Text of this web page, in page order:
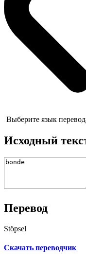
Выберите язык
Исходный
Перевод
Stöpsel
Скачать переводчик